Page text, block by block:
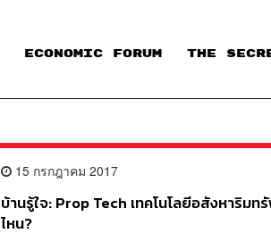
ECONOMIC FORUM THE
15 กรกฎาคม 2017
บ้านรู้ใจ: Prop Tech เทคโนโลยีอสังหาริม
ไหน?